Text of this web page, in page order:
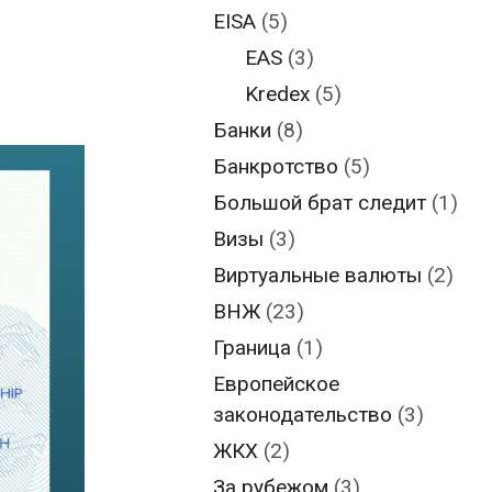
EISA (5)
EAS(3)
Kredex(5)
Банки (8)
Банкротство (5)
Большой брат следит (1)
Визы (3)
Виртуальные валюты (2)
ВНЖ (23)
Граница (1)
Европейское
законодательство (3)
ЖКХ (2)